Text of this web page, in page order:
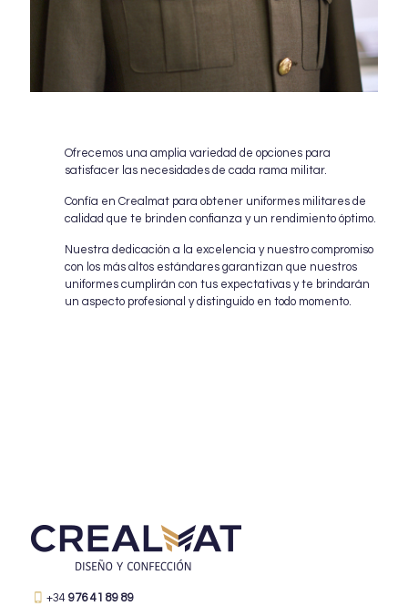
Ofrecemos una amplia variedad de opciones para
satisfacer las necesidades de cada rama militar.
Confía en Crealmat para obtener uniformes militares de
calidad que te brinden confianza y un rendimiento óptimo.
Nuestra dedicación a la excelencia y nuestro compromiso
con los más altos estándares garantizan que nuestros
uniformes cumplirán con tus expectativas y te brindarán
un aspecto profesional y distinguido en todo momento.
+34976 41 89 89